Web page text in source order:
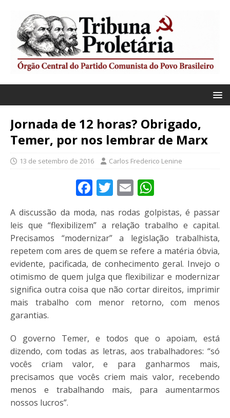
Jornada de 12 horas? Obrigado,
Temer, por nos lembrar de Marx
13 de setembro de 2016 Carlos Frederico Lenine
F
a
c
e
b
o
o
k
T
w
it
te
r
E
m
ai
l
h
at
s
A
p
p
A discussão da moda, nas rodas golpistas, é passar
leis que “flexibilizem” a relação trabalho e capital.
Precisamos “modernizar” a legislação trabalhista,
repetem com ares de quem se refere a matéria óbvia,
evidente, pacificada, de conhecimento geral. Invejo o
otimismo de quem julga que flexibilizar e modernizar
significa outra coisa que não cortar direitos, imprimir
mais trabalho com menor retorno, com menos
garantias.
O governo Temer, e todos que o apoiam, está
dizendo, com todas as letras, aos trabalhadores: “só
vocês criam valor, e para ganharmos mais,
precisamos que vocês criem mais valor, recebendo
menos e trabalhando mais, para aumentarmos
nossos lucros”.